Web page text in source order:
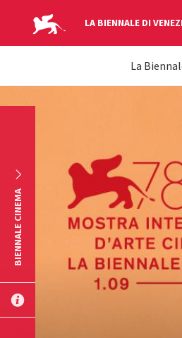
LA BIENNALE DI
ARE
La
BIENNALE CINEMA